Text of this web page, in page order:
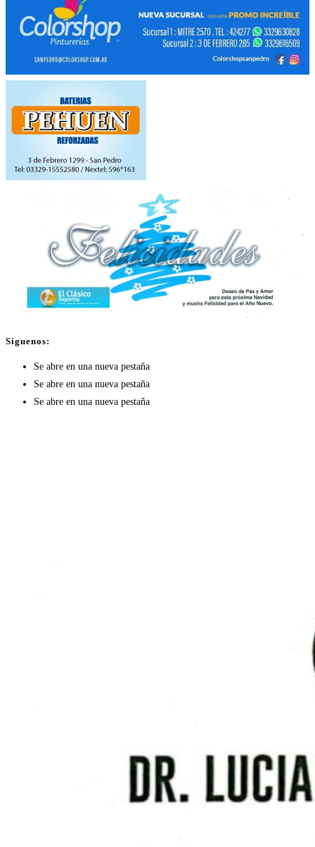
Síguenos:
Se abre en una nueva pestaña
Se abre en una nueva pestaña
Se abre en una nueva pestaña